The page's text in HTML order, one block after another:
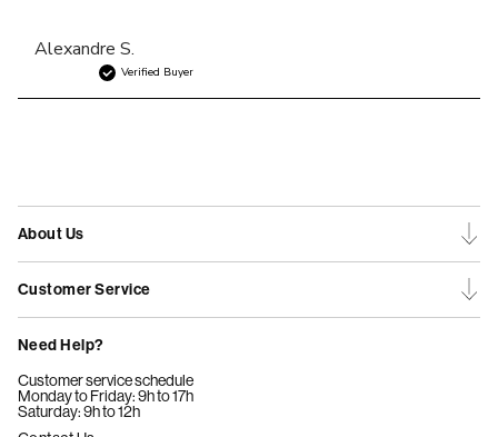
Alexandre S.
Verified Buyer
About Us
Customer Service
Need Help?
Customer service schedule
Monday to Friday: 9h to 17h
Saturday: 9h to 12h